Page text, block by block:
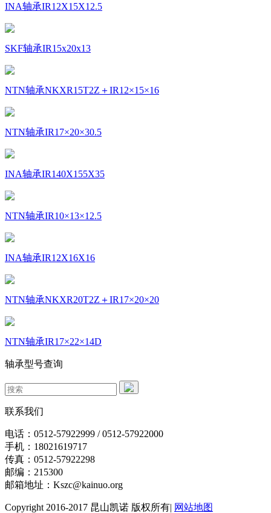
INA轴承IR12X15X12.5
SKF轴承IR15x20x13
NTN轴承NKXR15T2Z＋IR12×15×16
NTN轴承IR17×20×30.5
INA轴承IR140X155X35
NTN轴承IR10×13×12.5
INA轴承IR12X16X16
NTN轴承NKXR20T2Z＋IR17×20×20
NTN轴承IR17×22×14D
轴承型号查询
联系我们
电话：0512-57922999 / 0512-57922000
手机：18021619717
传真：0512-57922298
邮编：215300
邮箱地址：Kszc@kainuo.org
Copyright 2016-2017 昆山凯诺 版权所有| 网站地图